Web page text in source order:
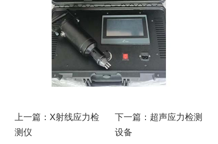
上一篇：X射线应力检
测仪
下一篇：超声应力检测
设备